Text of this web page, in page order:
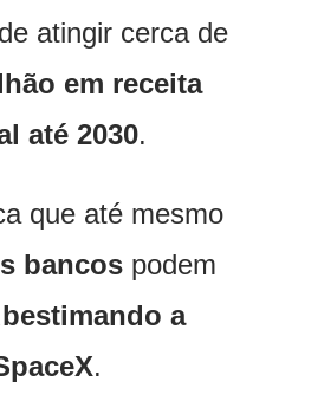
pode atingir cerca de
em receita
até 2030.
que até mesmo
bancos podem
a
.